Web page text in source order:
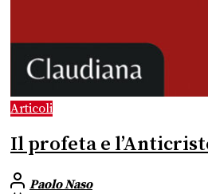
Articoli
Il profeta e
Paolo Naso